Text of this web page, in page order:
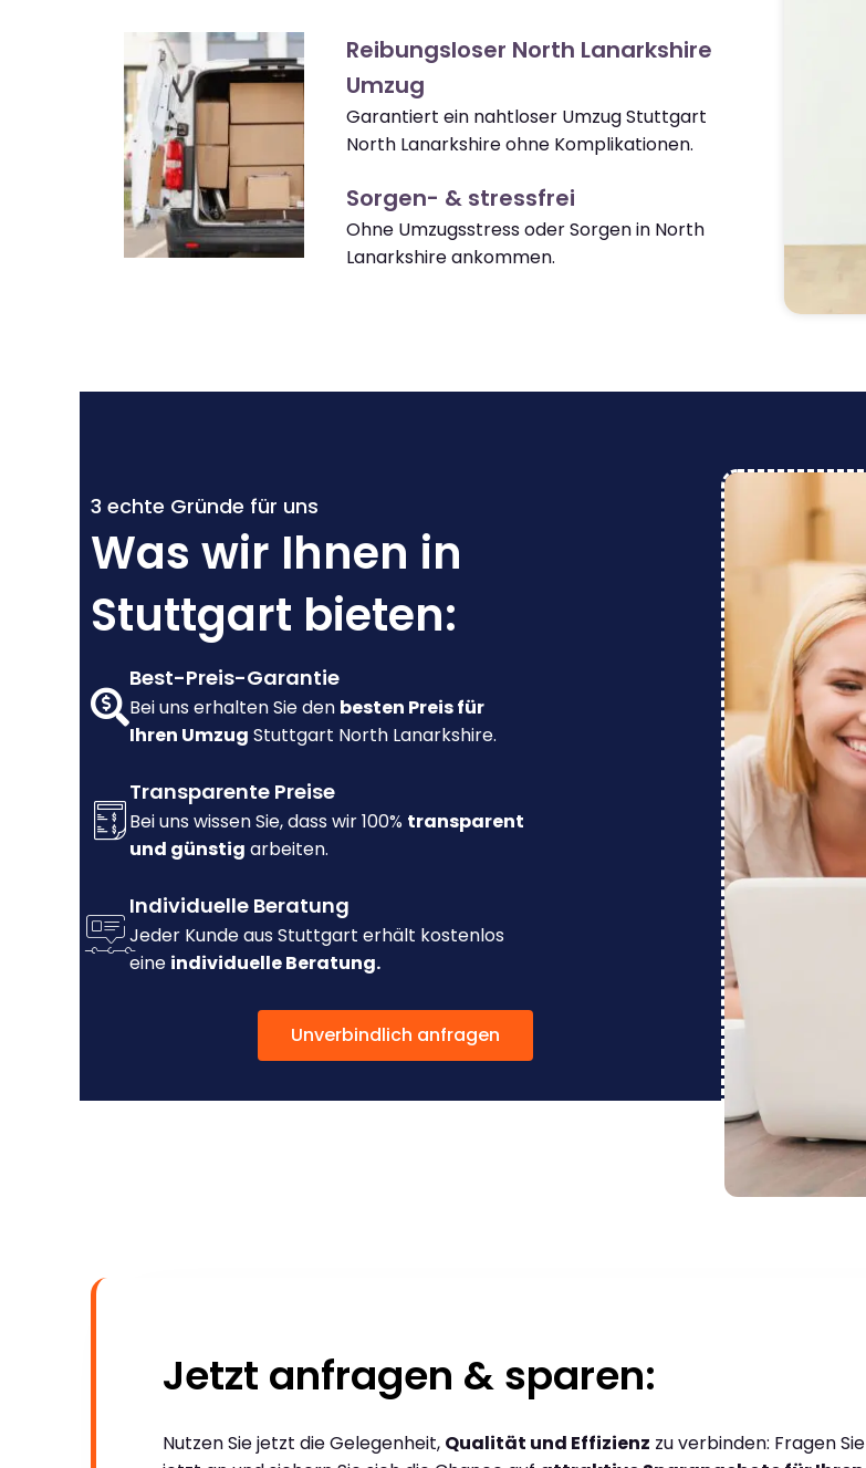
Reibungsloser North Lanarkshire
Umzug
Garantiert ein nahtloser Umzug Stuttgart
North Lanarkshire ohne Komplikationen.
Sorgen- & stressfrei
Ohne Umzugsstress oder Sorgen in North
Lanarkshire ankommen.
3 echte Gründe für uns
Was wir Ihnen in
Stuttgart bieten:
Best-Preis-Garantie
Bei uns erhalten Sie den besten Preis für
Ihren Umzug Stuttgart North Lanarkshire.
Transparente Preise
Bei uns wissen Sie, dass wir 100% transparent
und günstig arbeiten.
Individuelle Beratung
Jeder Kunde aus Stuttgart erhält kostenlos
eine individuelle Beratung.
Unverbindlich anfragen
Jetzt anfragen & sparen:
Nutzen Sie jetzt die Gelegenheit, Qualität und Effizienz zu verbinden: Fragen Sie